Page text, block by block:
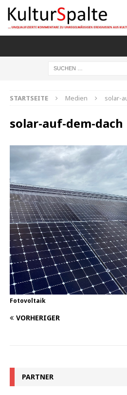
STARTSEITE Medien solar-
solar-auf-dem-dach
Fotovoltaik
VORHERIGER
PARTNER